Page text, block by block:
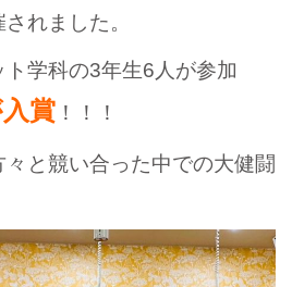
れました。
学科の3年生6人が参加
賞 ！！！
と競い合った中での大健闘